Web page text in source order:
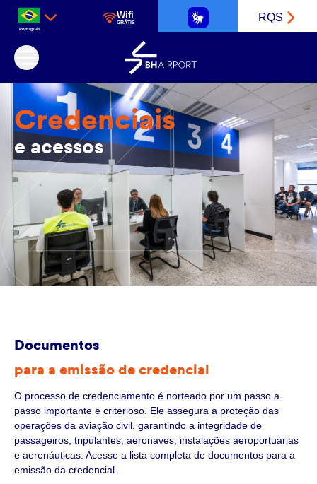
Português
Wifi
GRÁTIS RQS
Aeroporto Internacional de Belo Horizonte
Credenciais
e acessos
Documentos
para a emissão de credencial
O processo de credenciamento é norteado por um passo a
passo importante e criterioso. Ele assegura a proteção das
operações da aviação civil, garantindo a integridade de
passageiros, tripulantes, aeronaves, instalações aeroportuárias
e aeronáuticas. Acesse a lista completa de documentos para a
emissão da credencial.